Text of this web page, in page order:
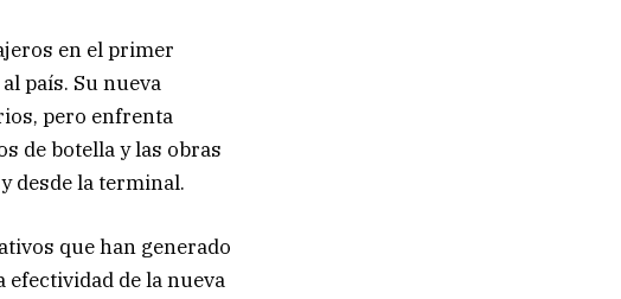
en el primer
país. Su nueva
pero enfrenta
de botella y las obras
desde la terminal.
que han generado
efectividad de la nueva